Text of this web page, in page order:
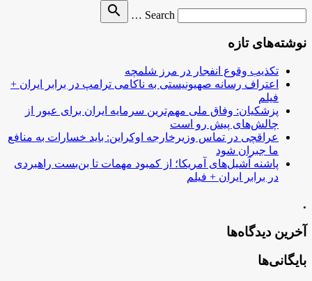
Search …
search
نوشته‌های تازه
تکذیب وقوع انفجار در مرز شلمچه
اعتراف رسانه صهیونیستی به ناکامی ترامپ در برابر ایران +
فیلم
پزشکیان: وفاق ملی مهم‌ترین سرمایه ایران برای عبور از
چالش‌های پیش رو است
عراقچی در تماس وزیرخارجه اوکراین: باید خسارات به منافع
ما جبران شود
پاشنه آشیل‌های آمریکا؛ از کمبود مهمات تا بن‌بست راهبردی
در برابر ایران + فیلم
.
آخرین دیدگاه‌ها
بایگانی‌ها